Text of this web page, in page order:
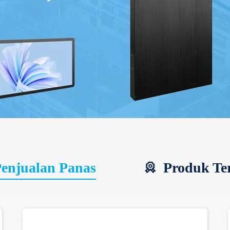
Panas Produk